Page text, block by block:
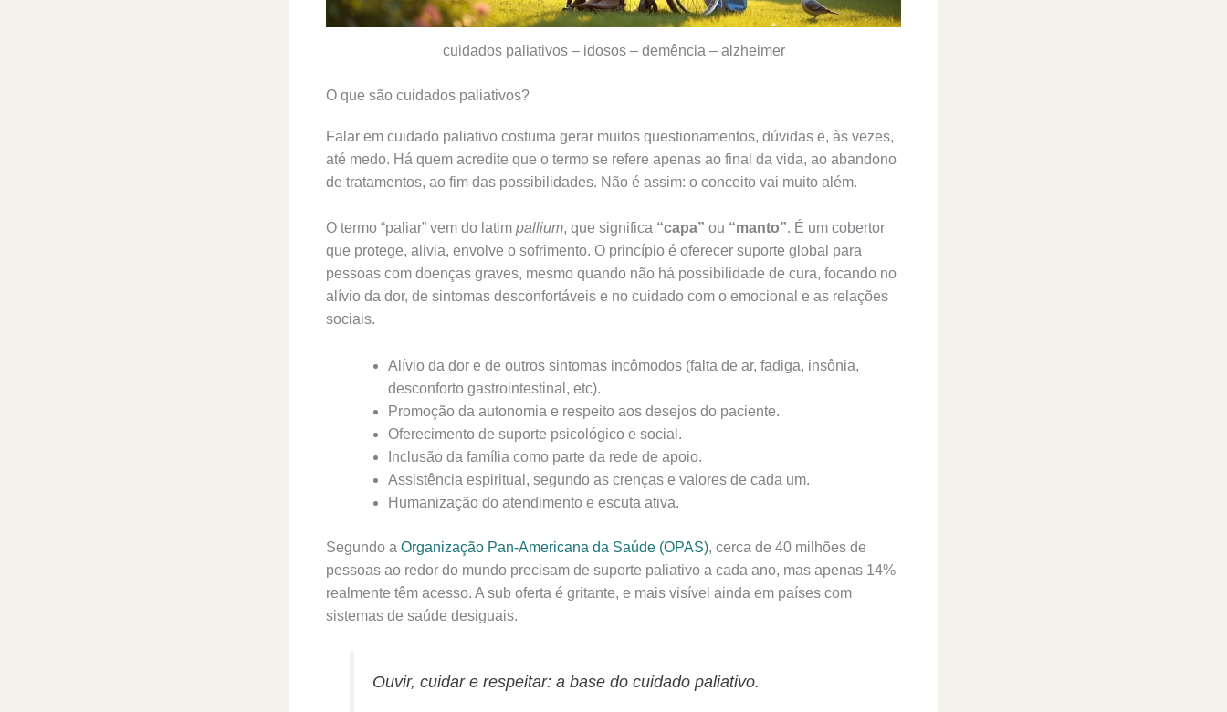
cuidados paliativos – idosos – demência – alzheimer
O que são cuidados paliativos?
Falar em cuidado paliativo costuma gerar muitos questionamentos, dúvidas e, às vezes,
até medo. Há quem acredite que o termo se refere apenas ao final da vida, ao abandono
de tratamentos, ao fim das possibilidades. Não é assim: o conceito vai muito além.
O termo “paliar” vem do latim pallium, que significa “capa” ou “manto”. É um cobertor
que protege, alivia, envolve o sofrimento. O princípio é oferecer suporte global para
pessoas com doenças graves, mesmo quando não há possibilidade de cura, focando no
alívio da dor, de sintomas desconfortáveis e no cuidado com o emocional e as relações
sociais.
Alívio da dor e de outros sintomas incômodos (falta de ar, fadiga, insônia,
desconforto gastrointestinal, etc).
Promoção da autonomia e respeito aos desejos do paciente.
Oferecimento de suporte psicológico e social.
Inclusão da família como parte da rede de apoio.
Assistência espiritual, segundo as crenças e valores de cada um.
Humanização do atendimento e escuta ativa.
Segundo a Organização Pan-Americana da Saúde (OPAS), cerca de 40 milhões de
pessoas ao redor do mundo precisam de suporte paliativo a cada ano, mas apenas 14%
realmente têm acesso. A sub oferta é gritante, e mais visível ainda em países com
sistemas de saúde desiguais.
Ouvir, cuidar e respeitar: a base do cuidado paliativo.